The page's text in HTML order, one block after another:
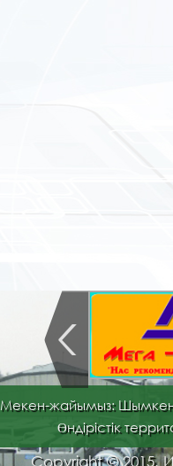
Мекен-жайымыз:
Өндірістік
Copyright © 2015.